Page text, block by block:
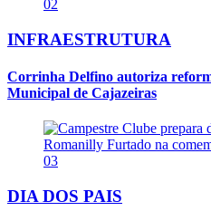
02
INFRAESTRUTURA
Corrinha Delfino autoriza
Municipal de Cajazeiras
03
DIA DOS PAIS